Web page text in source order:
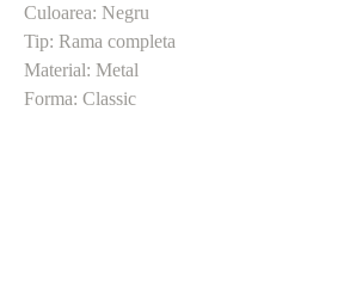
Culoarea: Negru
Tip: Rama completa
Material: Metal
Forma: Classic